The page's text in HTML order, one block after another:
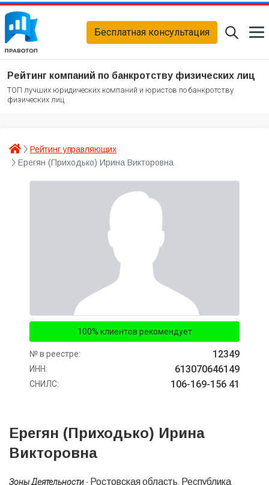
Бесплатная консультация
Рейтинг компаний по банкротству физических лиц
ТОП лучших юридических компаний и юристов по банкротству
физических лиц
Рейтинг управляющих
Ерегян (Приходько) Ирина Викторовна
100% клиентов рекомендует
№ в реестре: 12349
ИНН: 613070646149
СНИЛС: 106-169-156 41
Ерегян (Приходько) Ирина
Викторовна
Зоны Деятельности- Ростовская область, Республика